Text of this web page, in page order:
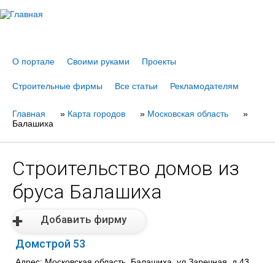
О портале Своими руками Проекты
Строительные фирмы Все статьи Рекламодателям
Вы
Главная » Карта городов » Московская область
»
Балашиха
Строительство домов из
бруса Балашиха
Добавить фирму
Домстрой 53